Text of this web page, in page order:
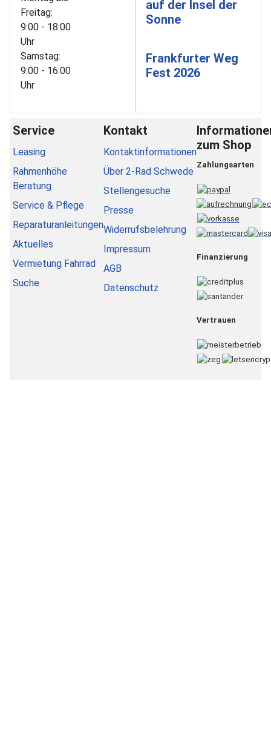
Freitag:
9:00 - 18:00
Uhr
Samstag:
9:00 - 16:00
Uhr
auf der Insel der
Sonne
Frankfurter Weg
Fest 2026
Service
Leasing
Rahmenhöhe
Beratung
Service & Pflege
Reparaturanleitungen
Aktuelles
Vermietung Fahrrad
Suche
Kontakt
Kontaktinformationen
Über 2-Rad Schwede
Stellengesuche
Presse
Widerrufsbelehrung
Impressum
AGB
Datenschutz
zum Shop
Zahlungsarten
Finanzierung
Vertrauen